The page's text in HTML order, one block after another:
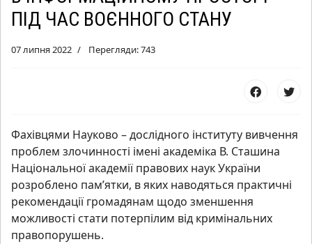
ПІД ЧАС ВОЄННОГО СТАНУ
07 липня 2022 Перегляди: 743
Фахівцями Науково – дослідного інституту вивчення
проблем злочинності імені академіка В. Сташина
Національної академії правових наук України
розроблено пам’ятки, в яких наводяться практичні
рекомендації громадянам щодо зменшення
можливості стати потерпілим від кримінальних
правопорушень.